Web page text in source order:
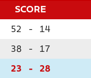
SCORE
52 - 14
38 - 17
23 - 28